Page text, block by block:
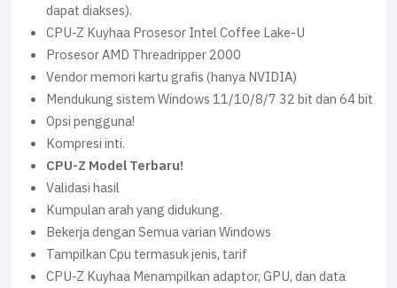
dapat diakses).
CPU-Z Kuyhaa Prosesor Intel Coffee Lake-U
Prosesor AMD Threadripper 2000
Vendor memori kartu grafis (hanya NVIDIA)
Mendukung sistem Windows 11/10/8/7 32 bit dan 64 bit
Opsi pengguna!
Kompresi inti.
CPU-Z Model Terbaru!
Validasi hasil
Kumpulan arah yang didukung.
Bekerja dengan Semua varian Windows
Tampilkan Cpu termasuk jenis, tarif
CPU-Z Kuyhaa Menampilkan adaptor, GPU, dan data